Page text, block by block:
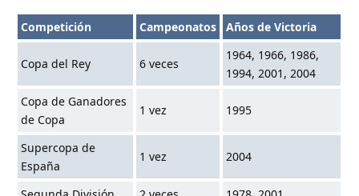
Competición Campeonatos Años de Victoria
Copa del Rey 6 veces
1964, 1966, 1986,
1994, 2001, 2004
Copa de Ganadores
de Copa
1 vez 1995
Supercopa de
España
1 vez 2004